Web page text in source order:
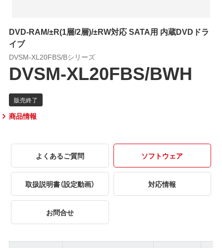
DVD-RAM/±R(1層/2層)/±RW対応 SATA用 内蔵DVDドラ
イブ
DVSM-XL20FBS/Bシリーズ
DVSM-XL20FBS/BWH
商品情報
よくあるご質問 ソフトウェア
取扱説明書（設定動画） 対応情報
お問合せ